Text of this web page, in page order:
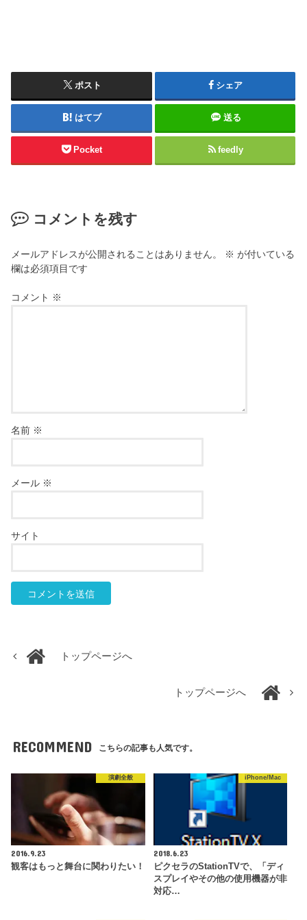
ポスト シェア
はてブ 送る
Pocket feedly
コメントを残す
メールアドレスが公開されることはありません。 ※ が付いている
欄は必須項目です
コメント ※
名前 ※
メール ※
サイト
トップページへ
トップページへ
RECOMMEND こちらの記事も人気です。
演劇全般
2016.9.23
観客はもっと舞台に関わりたい！
iPhone/Mac
2018.6.23
ピクセラのStationTVで、「ディ
スプレイやその他の使用機器が非
対応…